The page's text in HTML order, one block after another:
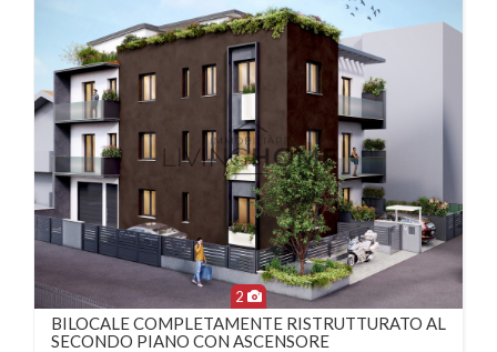
2
BILOCALE COMPLETAMENTE RISTRUTTURATO AL
SECONDO PIANO CON ASCENSORE